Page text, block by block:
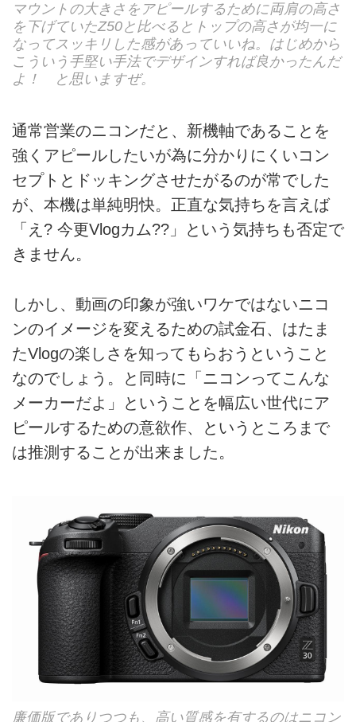
マウントの大きさをアピールするために両肩の高さ
を下げていたZ50と比べるとトップの高さが均一に
なってスッキリした感があっていいね。はじめから
こういう手堅い手法でデザインすれば良かったんだ
よ！ と思いますぜ。
通常営業のニコンだと、新機軸であることを
強くアピールしたいが為に分かりにくいコン
セプトとドッキングさせたがるのが常でした
が、本機は単純明快。正直な気持ちを言えば
「え? 今更Vlogカム??」という気持ちも否定で
きません。
しかし、動画の印象が強いワケではないニコ
ンのイメージを変えるための試金石、はたま
たVlogの楽しさを知ってもらおうということ
なのでしょう。と同時に「ニコンってこんな
メーカーだよ」ということを幅広い世代にア
ピールするための意欲作、というところまで
は推測することが出来ました。
廉価版でありつつも、高い質感を有するのはニコン